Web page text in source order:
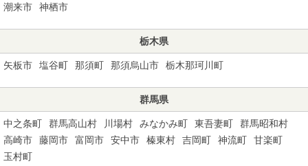
潮来市
神栖市
栃木県
矢板市 塩谷町 那須町 那須烏山市 栃木那珂川町
群馬県
中之条町 群馬高山村 川場村 みなかみ町 東吾妻町
群馬昭和村
高崎市
藤岡市 富岡市 安中市 榛東村 吉岡町 神流町
甘楽町
玉村町